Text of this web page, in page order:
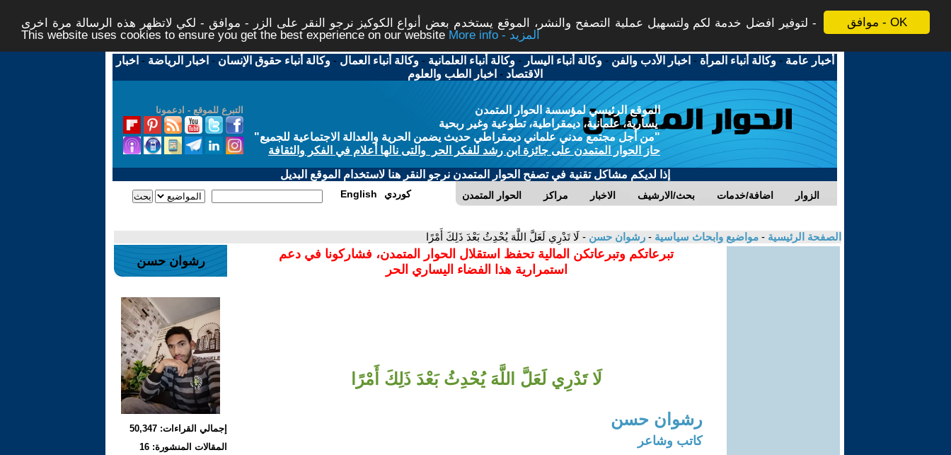
موافق - OK
لتوفير افضل خدمة لكم ولتسهيل عملية التصفح والنشر، الموقع يستخدم بعض أنواع الكوكيز نرجو النقر على الزر - موافق - لكي لاتظهر هذه الرسالة مرة اخرى -
This website uses cookies to ensure you get the best experience on our website
More info - المزيد
أخبار عامة -وكالة أنباء المرأة - اخبار الأدب والفن -وكالة أنباء اليسار -وكالة أنباء العلمانية -وكالة أنباء العمال -وكالة أنباء حقوق الإنسان - اخبار الرياضة - اخبار
الاقتصاد - اخبار الطب والعلوم
التبرع للموقع - ادعمونا
الموقع الرئيسي لمؤسسة الحوار المتمدن
يسارية، علمانية، ديمقراطية، تطوعية وغير ربحية
"من أجل مجتمع مدني علماني ديمقراطي حديث يضمن الحرية والعدالة الاجتماعية للجميع"
حاز الحوار المتمدن على جائزة ابن رشد للفكر الحر والتى نالها أعلام في الفكر والثقافة
إذا لديكم مشاكل تقنية في تصفح الحوار المتمدن نرجو النقر هنا لاستخدام الموقع البديل
الحوار المتمدن مراكز الاخبار بحث/الارشيف اضافة/خدمات الزوار English كوردي
الصفحة الرئيسية - مواضيع وابحاث سياسية - رشوان حسن - لَا تَدْرِي لَعَلَّ اللَّهَ يُحْدِثُ بَعْدَ ذَلِكَ أَمْرًا
تبرعاتكم وتبرعاتكن المالية تحفظ استقلال الحوار المتمدن، فشاركونا في دعم
استمرارية هذا الفضاء اليساري الحر
لَا تَدْرِي لَعَلَّ اللَّهَ يُحْدِثُ بَعْدَ ذَلِكَ أَمْرًا
رشوان حسن
كاتب وشاعر
رشوان حسن
إجمالي القراءات: 50,347
المقالات المنشورة: 16